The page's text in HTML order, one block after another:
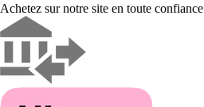
Achetez sur notre site en toute confiance